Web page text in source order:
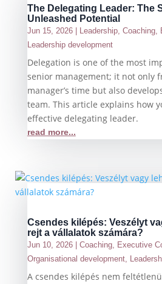
The Delegating Leader: The
Unleashed Potential
Jun 15, 2026| Leadership, Coaching,
Leadership development
Delegation is one of the most
senior management; it not only
manager’s time but also
team. This article explains how
effective delegating leader.
read more...
Csendes kilépés: Veszélyt
rejt a vállalatok számára?
Jun 10, 2026| Coaching, Executive
Organisational development,
A csendes kilépés nem